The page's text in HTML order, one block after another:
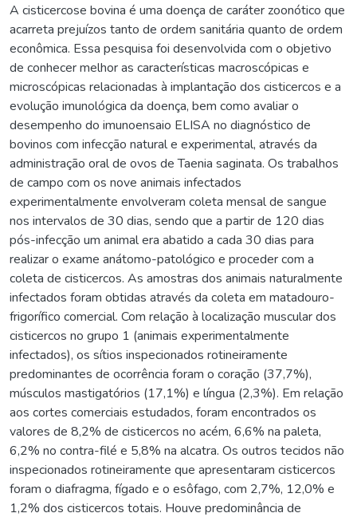
A cisticercose bovina é uma doença de caráter zoonótico que
acarreta prejuízos tanto de ordem sanitária quanto de ordem
econômica. Essa pesquisa foi desenvolvida com o objetivo
de conhecer melhor as características macroscópicas e
microscópicas relacionadas à implantação dos cisticercos e a
evolução imunológica da doença, bem como avaliar o
desempenho do imunoensaio ELISA no diagnóstico de
bovinos com infecção natural e experimental, através da
administração oral de ovos de Taenia saginata. Os trabalhos
de campo com os nove animais infectados
experimentalmente envolveram coleta mensal de sangue
nos intervalos de 30 dias, sendo que a partir de 120 dias
pós-infecção um animal era abatido a cada 30 dias para
realizar o exame anátomo-patológico e proceder com a
coleta de cisticercos. As amostras dos animais naturalmente
infectados foram obtidas através da coleta em matadouro-
frigorífico comercial. Com relação à localização muscular dos
cisticercos no grupo 1 (animais experimentalmente
infectados), os sítios inspecionados rotineiramente
predominantes de ocorrência foram o coração (37,7%),
músculos mastigatórios (17,1%) e língua (2,3%). Em relação
aos cortes comerciais estudados, foram encontrados os
valores de 8,2% de cisticercos no acém, 6,6% na paleta,
6,2% no contra-filé e 5,8% na alcatra. Os outros tecidos não
inspecionados rotineiramente que apresentaram cisticercos
foram o diafragma, fígado e o esôfago, com 2,7%, 12,0% e
1,2% dos cisticercos totais. Houve predominância de